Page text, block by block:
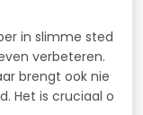
in slimme sted
verbeteren.
brengt ook nie
Het is cruciaal o